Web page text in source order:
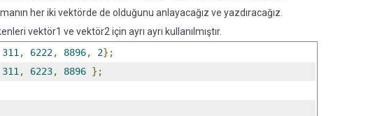
her iki vektörde de olduğunu anlayacağız ve yazdıracağız.
vektör1 ve vektör2 için ayrı ayrı kullanılmıştır.
311 , 6222, 8896, 2};
311 , 6223, 8896 };